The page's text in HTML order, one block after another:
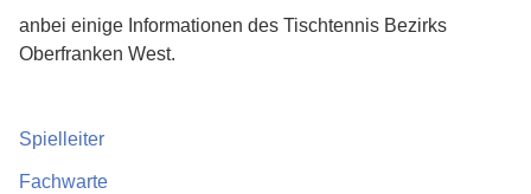
anbei einige Informationen des Tischtennis Bezirks
Oberfranken West.
Spielleiter
Fachwarte